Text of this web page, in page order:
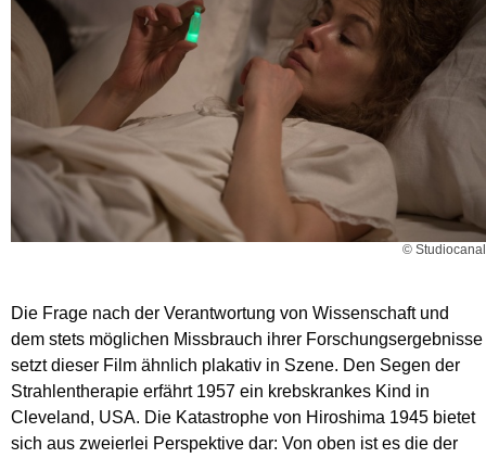
© Studiocanal
Die Frage nach der Verantwortung von Wissenschaft und
dem stets möglichen Missbrauch ihrer Forschungsergebnisse
setzt dieser Film ähnlich plakativ in Szene. Den Segen der
Strahlentherapie erfährt 1957 ein krebskrankes Kind in
Cleveland, USA. Die Katastrophe von Hiroshima 1945 bietet
sich aus zweierlei Perspektive dar: Von oben ist es die der